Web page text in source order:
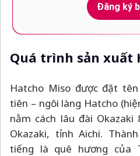
Đăng ký
Quá trình sản xuất
Hatcho Miso được đặt
tiên – ngôi làng Hatcho
nằm cách lâu đài
Okazaki, tỉnh Aichi.
tiếng là quê hương của